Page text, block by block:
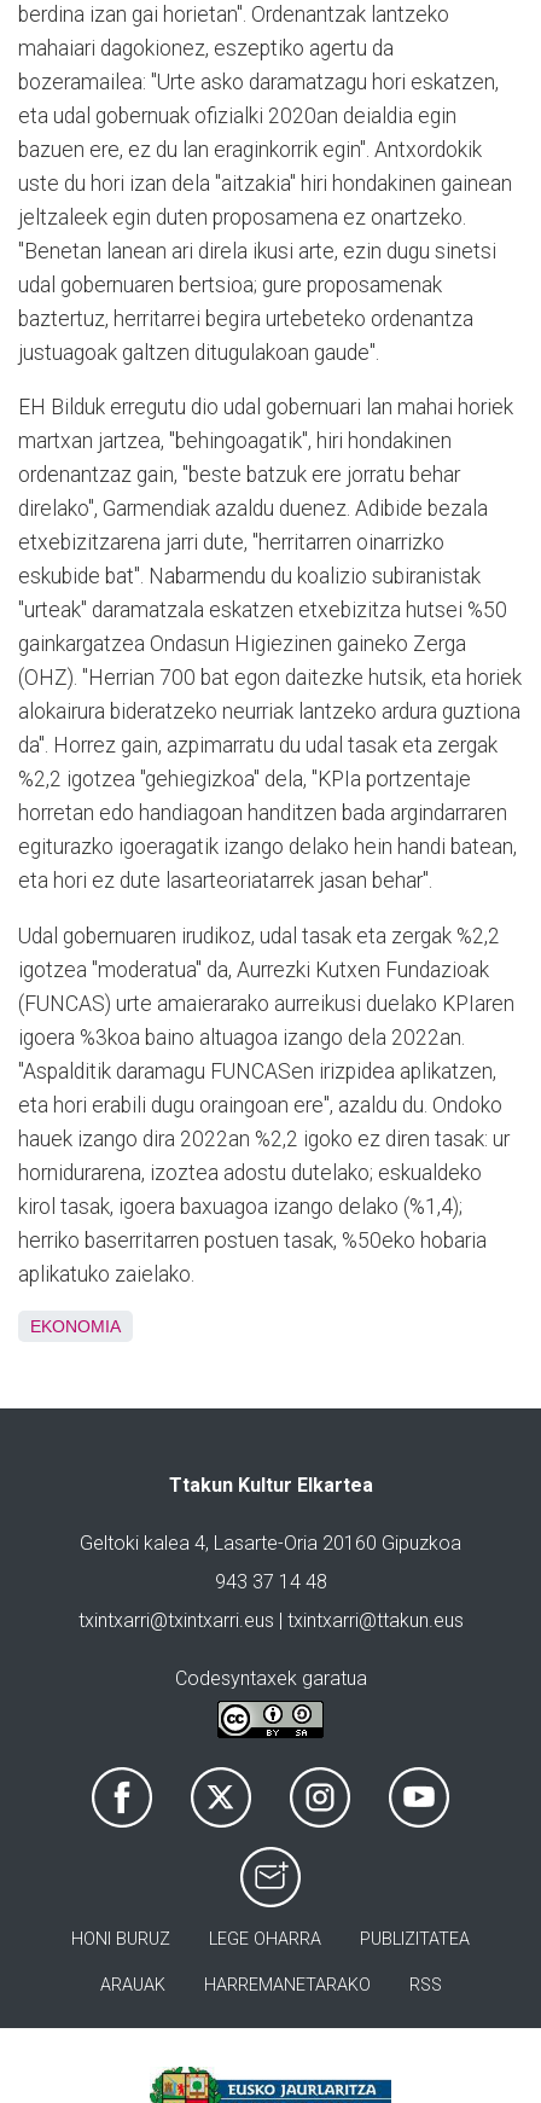
berdina izan gai horietan". Ordenantzak lantzeko
mahaiari dagokionez, eszeptiko agertu da
bozeramailea: "Urte asko daramatzagu hori eskatzen,
eta udal gobernuak ofizialki 2020an deialdia egin
bazuen ere, ez du lan eraginkorrik egin". Antxordokik
uste du hori izan dela "aitzakia" hiri hondakinen gainean
jeltzaleek egin duten proposamena ez onartzeko.
"Benetan lanean ari direla ikusi arte, ezin dugu sinetsi
udal gobernuaren bertsioa; gure proposamenak
baztertuz, herritarrei begira urtebeteko ordenantza
justuagoak galtzen ditugulakoan gaude".
EH Bilduk erregutu dio udal gobernuari lan mahai horiek
martxan jartzea, "behingoagatik", hiri hondakinen
ordenantzaz gain, "beste batzuk ere jorratu behar
direlako", Garmendiak azaldu duenez. Adibide bezala
etxebizitzarena jarri dute, "herritarren oinarrizko
eskubide bat". Nabarmendu du koalizio subiranistak
"urteak" daramatzala eskatzen etxebizitza hutsei %50
gainkargatzea Ondasun Higiezinen gaineko Zerga
(OHZ). "Herrian 700 bat egon daitezke hutsik, eta horiek
alokairura bideratzeko neurriak lantzeko ardura guztiona
da". Horrez gain, azpimarratu du udal tasak eta zergak
%2,2 igotzea "gehiegizkoa" dela, "KPIa portzentaje
horretan edo handiagoan handitzen bada argindarraren
egiturazko igoeragatik izango delako hein handi batean,
eta hori ez dute lasarteoriatarrek jasan behar".
Udal gobernuaren irudikoz, udal tasak eta zergak %2,2
igotzea "moderatua" da, Aurrezki Kutxen Fundazioak
(FUNCAS) urte amaierarako aurreikusi duelako KPIaren
igoera %3koa baino altuagoa izango dela 2022an.
"Aspalditik daramagu FUNCASen irizpidea aplikatzen,
eta hori erabili dugu oraingoan ere", azaldu du. Ondoko
hauek izango dira 2022an %2,2 igoko ez diren tasak: ur
hornidurarena, izoztea adostu dutelako; eskualdeko
kirol tasak, igoera baxuagoa izango delako (%1,4);
herriko baserritarren postuen tasak, %50eko hobaria
aplikatuko zaielako.
EKONOMIA
Ttakun Kultur Elkartea
Geltoki kalea 4, Lasarte-Oria 20160 Gipuzkoa
943 37 14 48
txintxarri@txintxarri.eus | txintxarri@ttakun.eus
Codesyntaxek garatua
HONI BURUZ LEGE OHARRA PUBLIZITATEA
ARAUAK HARREMANETARAKO RSS